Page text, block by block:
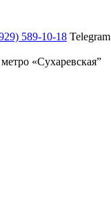
589-10-18 Telegram
метро «Сухаревская”